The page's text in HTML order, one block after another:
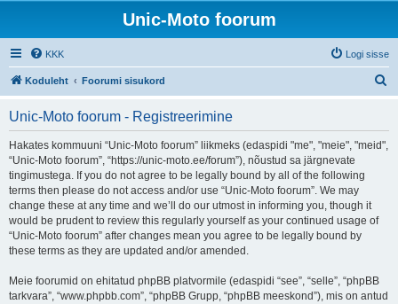
Unic-Moto foorum
KKK Logi sisse
Koduleht Foorumi sisukord
Unic-Moto foorum - Registreerimine
Hakates kommuuni “Unic-Moto foorum” liikmeks (edaspidi "me", "meie", "meid",
“Unic-Moto foorum”, “https://unic-moto.ee/forum”), nõustud sa järgnevate
tingimustega. If you do not agree to be legally bound by all of the following
terms then please do not access and/or use “Unic-Moto foorum”. We may
change these at any time and we’ll do our utmost in informing you, though it
would be prudent to review this regularly yourself as your continued usage of
“Unic-Moto foorum” after changes mean you agree to be legally bound by
these terms as they are updated and/or amended.
Meie foorumid on ehitatud phpBB platvormile (edaspidi “see”, “selle”, “phpBB
tarkvara”, “www.phpbb.com”, “phpBB Grupp, “phpBB meeskond”), mis on antud